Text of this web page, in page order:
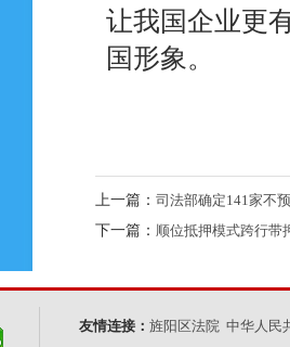
让我国企业更
国形象。
上一篇： 司法部确定141家不
下一篇： 顺位抵押模式跨行带
友情连接： 旌阳区法院 中华人民